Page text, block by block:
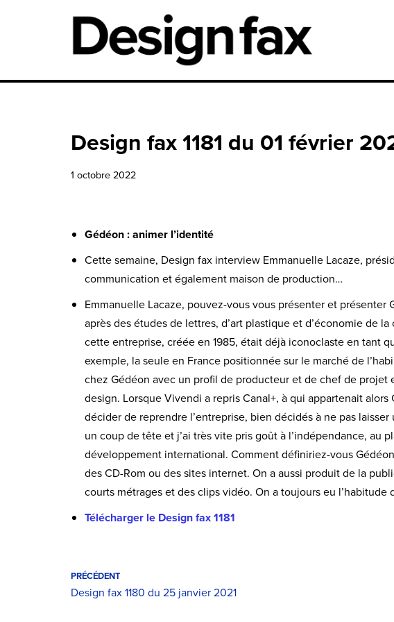
Design fax 1181 du 01 février
1 octobre 2022
Gédéon : animer l’identité
Cette semaine, Design fax interview Emmanuelle Lacaze,
communication et également maison de production…
Emmanuelle Lacaze, pouvez-vous vous présenter et présenter
après des études de lettres, d’art plastique et d’économie de
cette entreprise, créée en 1985, était déjà iconoclaste en tant
exemple, la seule en France positionnée sur le marché de
chez Gédéon avec un profil de producteur et de chef de
design. Lorsque Vivendi a repris Canal+, à qui appartenait
décider de reprendre l’entreprise, bien décidés à ne pas
un coup de tête et j’ai très vite pris goût à l’indépendance, au
développement international. Comment définiriez-vous
des CD-Rom ou des sites internet. On a aussi produit de la
courts métrages et des clips vidéo. On a toujours eu
Télécharger le Design fax 1181
PRÉCÉDENT
Design fax 1180 du 25 janvier 2021